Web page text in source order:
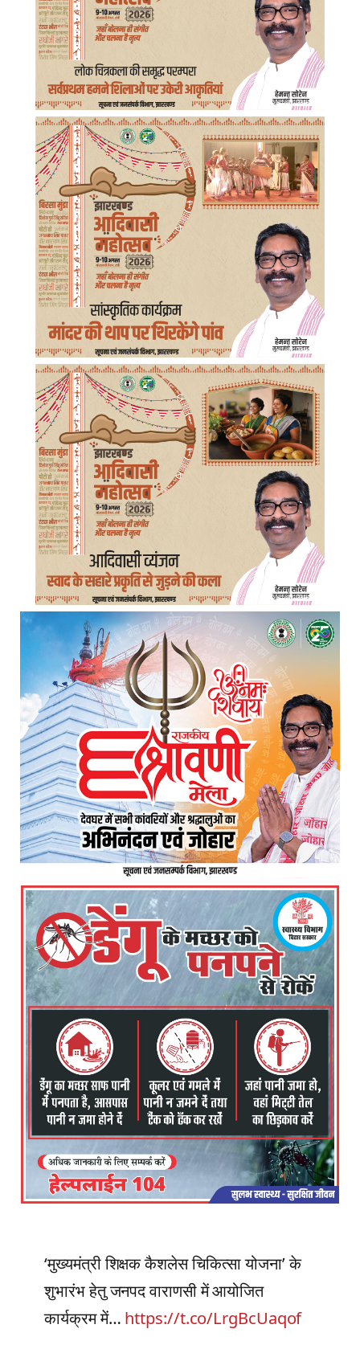
‘मुख्यमंत्री शिक्षक कैशलेस चिकित्सा योजना’ के
शुभारंभ हेतु जनपद वाराणसी में आयोजित
कार्यक्रम में… https://t.co/LrgBcUaqof